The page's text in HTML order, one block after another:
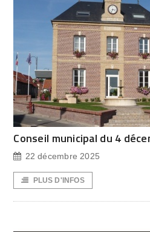
Conseil municipal du 4
22 décembre 2025
PLUS D'INFOS